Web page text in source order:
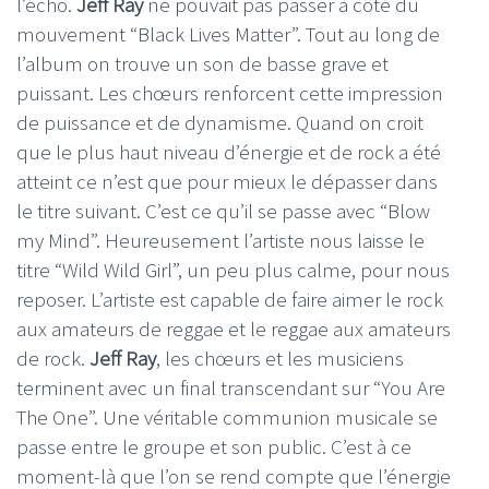
mouvement “Black Lives Matter”. Tout au long de
l’album on trouve un son de basse grave et
puissant. Les chœurs renforcent cette impression
de puissance et de dynamisme. Quand on croit
que le plus haut niveau d’énergie et de rock a été
atteint ce n’est que pour mieux le dépasser dans
le titre suivant. C’est ce qu’il se passe avec “Blow
my Mind”. Heureusement l’artiste nous laisse le
titre “Wild Wild Girl”, un peu plus calme, pour nous
reposer. L’artiste est capable de faire aimer le rock
aux amateurs de reggae et le reggae aux amateurs
de rock. Jeff Ray, les chœurs et les musiciens
terminent avec un final transcendant sur “You Are
The One”. Une véritable communion musicale se
passe entre le groupe et son public. C’est à ce
moment-là que l’on se rend compte que l’énergie